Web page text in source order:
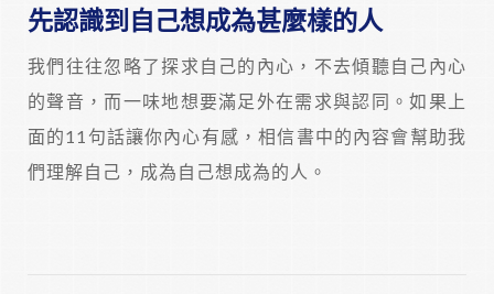
先認識到自己想成為甚麼樣的人
我們往往忽略了探求自己的內心，不去傾聽自己內心
的聲音，而一味地想要滿足外在需求與認同。如果上
面的11句話讓你內心有感，相信書中的內容會幫助我
們理解自己，成為自己想成為的人。